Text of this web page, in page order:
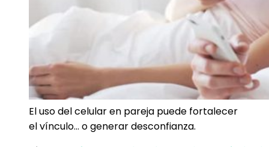
El uso del celular en pareja puede fortalecer
el vínculo… o generar desconfianza.